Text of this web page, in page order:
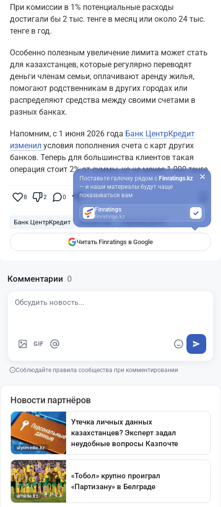
При комиссии в 1% потенциальные расходы
достигали бы 2 тыс. тенге в месяц или около 24 тыс.
тенге в год.
Особенно полезным увеличение лимита может стать
для казахстанцев, которые регулярно переводят
деньги членам семьи, оплачивают аренду жилья,
помогают родственникам в других городах или
распределяют средства между своими счетами в
разных банках.
Напомним, с 1 июня 2026 года Банк ЦентрКредит
изменил условия пополнения счета с карт других
банков. Теперь для большинства клиентов такая
операция стоит 2% от суммы, но не менее 1 000 тенге.
8 2 0 5
Банк ЦентрКредит Казахстан Перевод денег
Читать Finratings в Google
Поставьте галочку рядом с Finratings.kz
— и наши материалы будут чаще
показываться вам
Finratings
finratings.kz
Комментарии 0
GIF
Соблюдайте правила сообщества при комментировании